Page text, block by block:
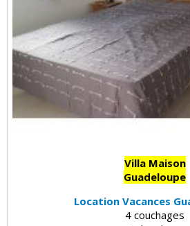
Villa Maison
Guadeloupe
Location Vacances
4 couchages